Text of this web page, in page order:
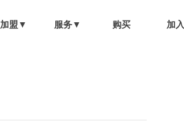
加盟▼ 服务▼ 购买 加入